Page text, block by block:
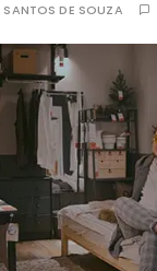
DE SOUZA